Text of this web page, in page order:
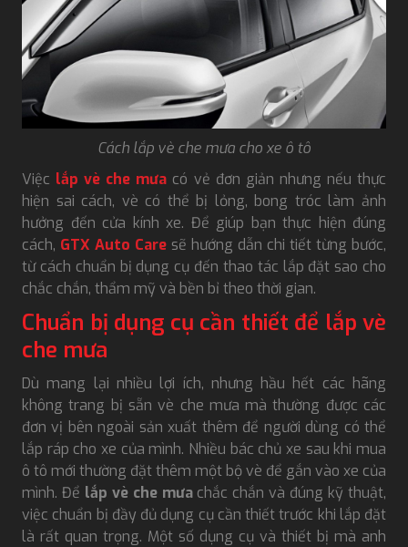
Cách lắp vè che mưa cho xe ô tô
Việc lắp vè che mưa có vẻ đơn giản nhưng nếu thực
hiện sai cách, vè có thể bị lỏng, bong tróc làm ảnh
hưởng đến cửa kính xe. Để giúp bạn thực hiện đúng
cách, GTX Auto Care sẽ hướng dẫn chi tiết từng bước,
từ cách chuẩn bị dụng cụ đến thao tác lắp đặt sao cho
chắc chắn, thẩm mỹ và bền bỉ theo thời gian.
Chuẩn bị dụng cụ cần thiết để lắp vè
che mưa
Dù mang lại nhiều lợi ích, nhưng hầu hết các hãng
không trang bị sẵn vè che mưa mà thường được các
đơn vị bên ngoài sản xuất thêm để người dùng có thể
lắp ráp cho xe của mình. Nhiều bác chủ xe sau khi mua
ô tô mới thường đặt thêm một bộ vè để gắn vào xe của
mình. Để lắp vè che mưachắc chắn và đúng kỹ thuật,
việc chuẩn bị đầy đủ dụng cụ cần thiết trước khi lắp đặt
là rất quan trọng. Một số dụng cụ và thiết bị mà anh